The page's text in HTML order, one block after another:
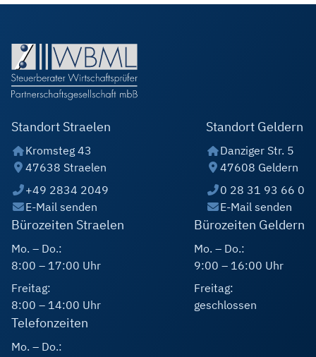
Standort Straelen
Kromsteg 43
47638 Straelen
+49 2834 2049
E-Mail senden
Standort Geldern
Danziger Str. 5
47608 Geldern
0 28 31 93 66 0
E-Mail senden
Bürozeiten Straelen
Mo. – Do.:
8:00 – 17:00 Uhr
Freitag:
8:00 – 14:00 Uhr
Bürozeiten Geldern
Mo. – Do.:
9:00 – 16:00 Uhr
Freitag:
geschlossen
Telefonzeiten
Mo. – Do.: